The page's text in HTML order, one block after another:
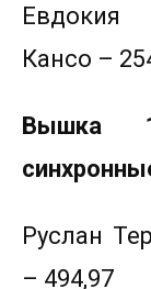
Евдокия
Кансо –
Вышка
Руслан
– 494,97